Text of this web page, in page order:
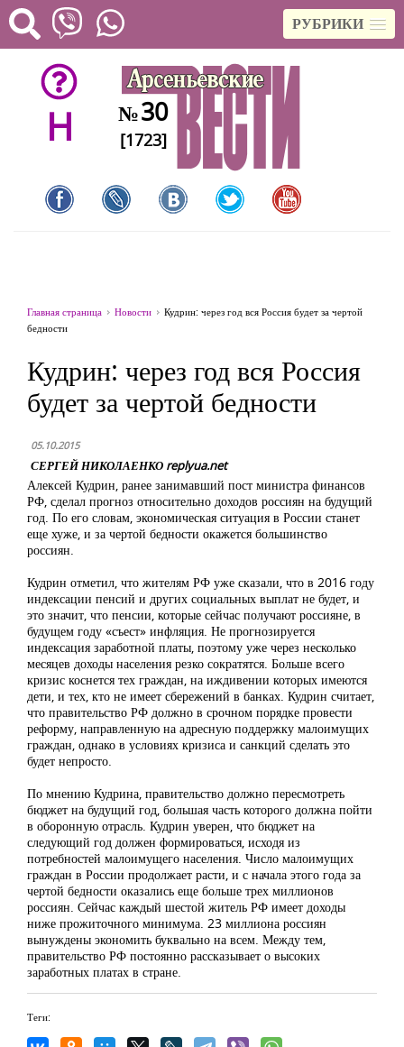
РУБРИКИ
H №30
[1723]
Главная страница Новости
Кудрин: через год вся Россия будет за чертой
бедности
Кудрин: через год вся Россия
будет за чертой бедности
05.10.2015
СЕРГЕЙ НИКОЛАЕНКО replyua.net
Алексей Кудрин, ранее занимавший пост министра финансов
РФ, сделал прогноз относительно доходов россиян на будущий
год. По его словам, экономическая ситуация в России станет
еще хуже, и за чертой бедности окажется большинство
россиян.
Кудрин отметил, что жителям РФ уже сказали, что в 2016 году
индексации пенсий и других социальных выплат не будет, и
это значит, что пенсии, которые сейчас получают россияне, в
будущем году «съест» инфляция. Не прогнозируется
индексация заработной платы, поэтому уже через несколько
месяцев доходы населения резко сократятся. Больше всего
кризис коснется тех граждан, на иждивении которых имеются
дети, и тех, кто не имеет сбережений в банках. Кудрин считает,
что правительство РФ должно в срочном порядке провести
реформу, направленную на адресную поддержку малоимущих
граждан, однако в условиях кризиса и санкций сделать это
будет непросто.
По мнению Кудрина, правительство должно пересмотреть
бюджет на будущий год, большая часть которого должна пойти
в оборонную отрасль. Кудрин уверен, что бюджет на
следующий год должен формироваться, исходя из
потребностей малоимущего населения. Число малоимущих
граждан в России продолжает расти, и с начала этого года за
чертой бедности оказались еще больше трех миллионов
россиян. Сейчас каждый шестой житель РФ имеет доходы
ниже прожиточного минимума. 23 миллиона россиян
вынуждены экономить буквально на всем. Между тем,
правительство РФ постоянно рассказывает о высоких
заработных платах в стране.
Теги: